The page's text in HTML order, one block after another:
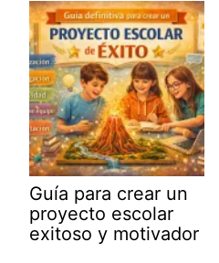
Guía para crear un
proyecto escolar
exitoso y motivador